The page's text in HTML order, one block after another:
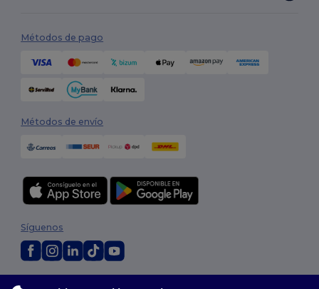
Métodos de pago
Métodos de envío
Síguenos